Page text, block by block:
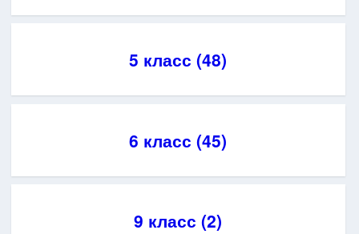
5 класс (48)
6 класс (45)
9 класс (2)